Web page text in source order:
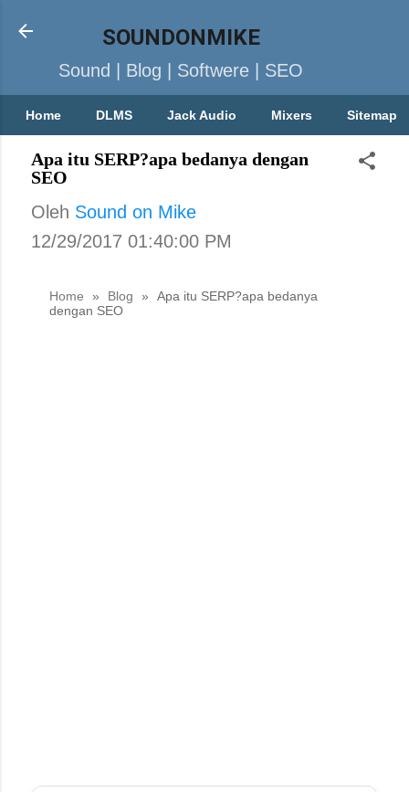
SOUNDONMIKE
Sound | Blog | Softwere | SEO
Home DLMS Jack Audio Mixers Sitemap
Apa itu SERP?apa bedanya dengan
SEO
Oleh Sound on Mike
12/29/2017 01:40:00 PM
Home » Blog »
Apa itu SERP?apa bedanya
dengan SEO